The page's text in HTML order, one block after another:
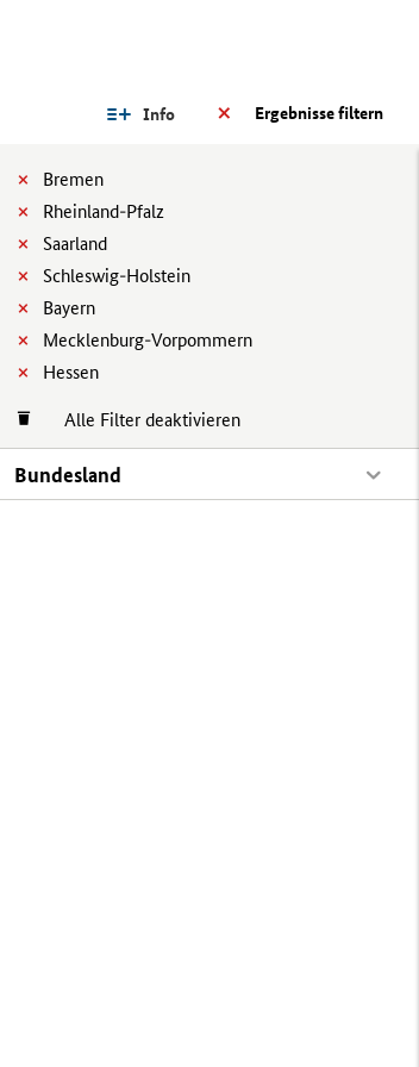
Ergebnisse filtern
Info
Bremen
Rheinland-Pfalz
Saarland
Schleswig-Holstein
Bayern
Mecklenburg-Vorpommern
Hessen
Alle Filter deaktivieren
Bundesland